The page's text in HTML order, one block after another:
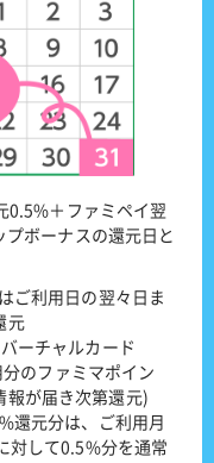
0.5%＋ファミペイ翌
ボーナスの還元日と
ご利用日の翌々日ま
元
ーチャルカード
のファミマポイン
報が届き次第還元)
還元分は、ご利用月
対して0.5%分を通常